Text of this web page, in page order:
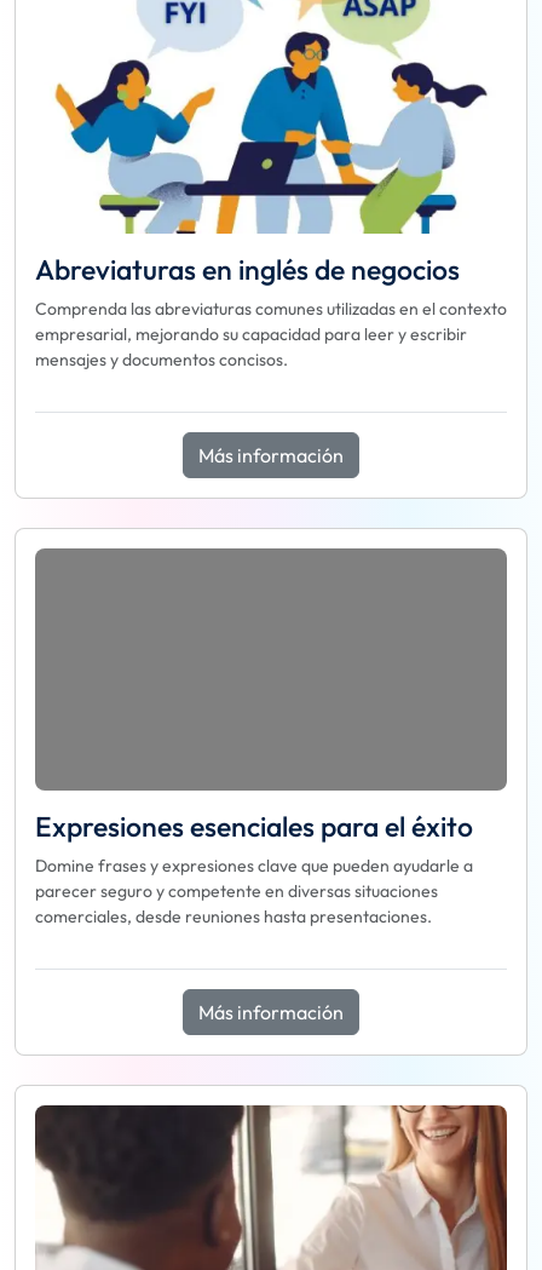
Abreviaturas en inglés de negocios
Comprenda las abreviaturas comunes utilizadas en el contexto
empresarial, mejorando su capacidad para leer y escribir
mensajes y documentos concisos.
Más información
Expresiones esenciales para el éxito
Domine frases y expresiones clave que pueden ayudarle a
parecer seguro y competente en diversas situaciones
comerciales, desde reuniones hasta presentaciones.
Más información